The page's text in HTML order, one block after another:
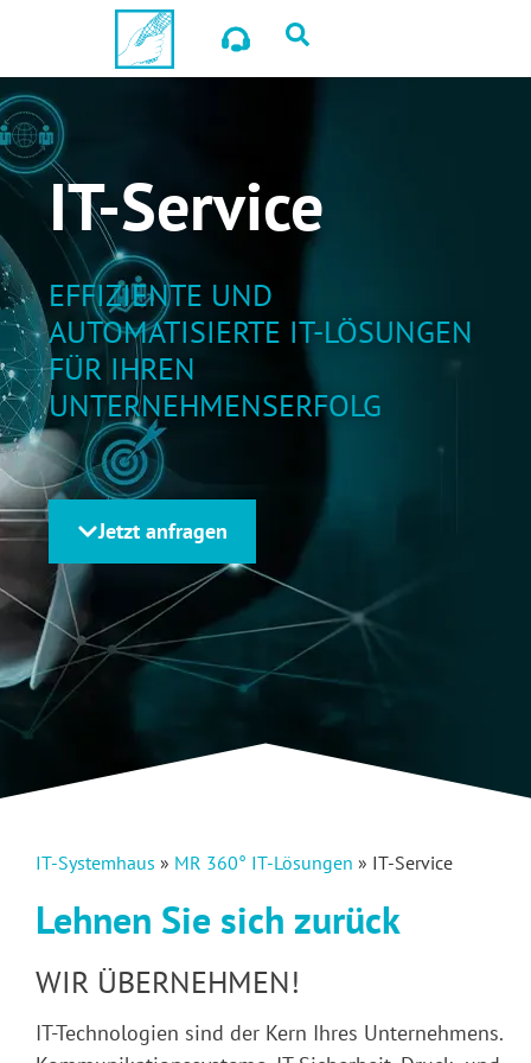
IT-Service
EFFIZIENTE UND
AUTOMATISIERTE IT-LÖSUNGEN
FÜR IHREN
UNTERNEHMENSERFOLG
Jetzt anfragen
IT-Systemhaus » MR 360° IT-Lösungen » IT-Service
Lehnen Sie sich zurück
WIR ÜBERNEHMEN!
IT-Technologien sind der Kern Ihres Unternehmens.